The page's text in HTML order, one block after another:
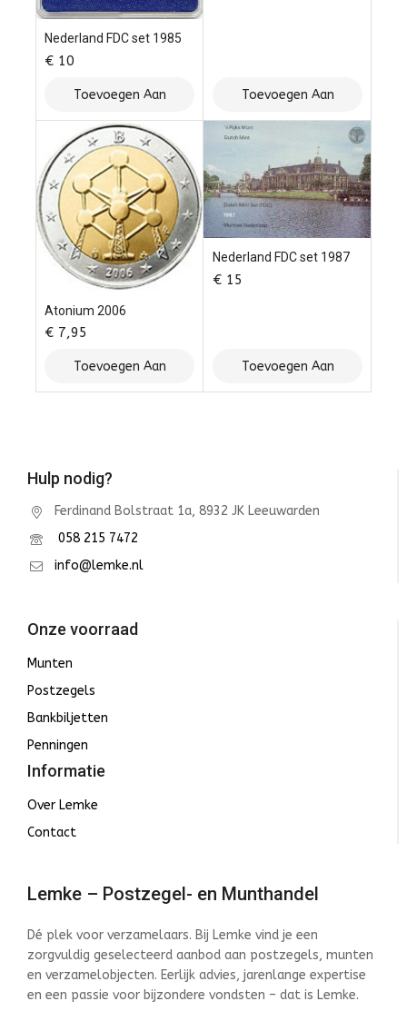
Nederland FDC set 1985
€ 10
Toevoegen Aan
Winkelwagen
Toevoegen Aan
Winkelwagen
Atonium 2006
€ 7,95
Toevoegen Aan
Winkelwagen
Nederland FDC set 1987
€ 15
Toevoegen Aan
Winkelwagen
Hulp nodig?
Ferdinand Bolstraat 1a, 8932 JK Leeuwarden
058 215 7472
info@lemke.nl
Onze voorraad
Munten
Postzegels
Bankbiljetten
Penningen
Informatie
Over Lemke
Contact
Lemke – Postzegel- en Munthandel
Dé plek voor verzamelaars. Bij Lemke vind je een
zorgvuldig geselecteerd aanbod aan postzegels, munten
en verzamelobjecten. Eerlijk advies, jarenlange expertise
en een passie voor bijzondere vondsten – dat is Lemke.